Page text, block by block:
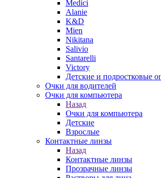
Medici
Alanie
K&D
Mien
Nikitana
Salivio
Santarelli
Victory
Детские и подростковые
Очки для водителей
Очки для компьютера
Назад
Очки для компьютера
Детские
Взрослые
Контактные линзы
Назад
Контактные линзы
Прозрачные линзы